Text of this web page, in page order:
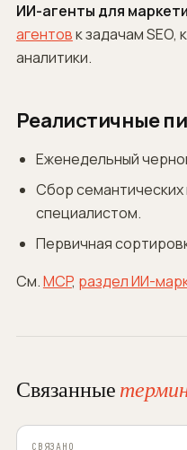
ИИ-агенты для
агентовк задачам
аналитики.
Реалистичные
Еженедельный
Сбор семантических
специалистом.
Первичная
См.MCP, раздел ИИ-
Связанные
СВЯЗАНО